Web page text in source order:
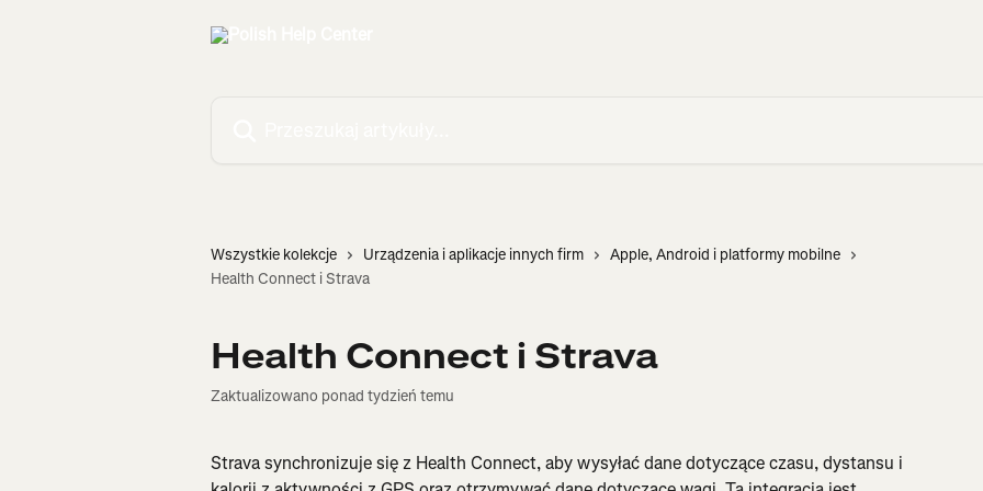
Wszystkie kolekcje Urządzenia i aplikacje innych firm
Apple, Android i platformy mobilne
Health Connect i Strava
Health Connect i Strava
Zaktualizowano ponad tydzień temu
Strava synchronizuje się z Health Connect, aby wysyłać dane dotyczące czasu, dystansu i